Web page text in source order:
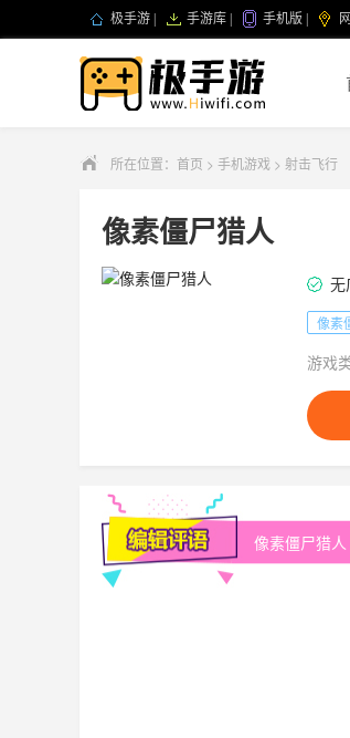
极手游 手游库 手机版
所在位置： 首页 > 手机游戏 > 射击飞行
像素僵尸猎人
无
像素
游戏
像素僵尸猎人